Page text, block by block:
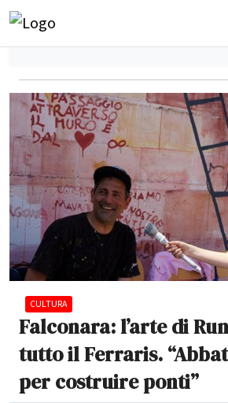
CULTURA
Falconara: l’arte di
tutto il Ferraris.
per costruire ponti”